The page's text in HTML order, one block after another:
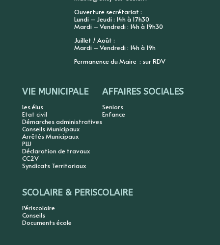
Ouverture secrétariat :
Lundi – Jeudi : 14h à 17h30
Mardi – Vendredi : 14h à 19h30
Juillet / Août :
Mardi – Vendredi : 14h à 19h
Permanence du Maire : sur RDV
VIE MUNICIPALE
Les élus
Etat civil
Démarches administratives
Conseils Municipaux
Arrêtés Municipaux
PLU
Déclaration de travaux
CC2V
Syndicats Territoriaux
AFFAIRES SOCIALES
Seniors
Enfance
SCOLAIRE & PERISCOLAIRE
Périscolaire
Conseils
Documents école